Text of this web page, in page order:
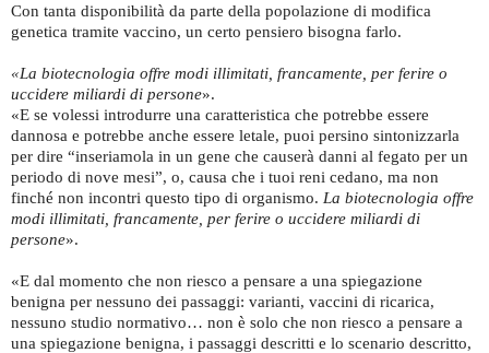
Con tanta disponibilità da parte della popolazione di modifica
genetica tramite vaccino, un certo pensiero bisogna farlo.
«La biotecnologia offre modi illimitati, francamente, per ferire o
uccidere miliardi di persone».
«E se volessi introdurre una caratteristica che potrebbe essere
dannosa e potrebbe anche essere letale, puoi persino sintonizzarla
per dire “inseriamola in un gene che causerà danni al fegato per un
periodo di nove mesi”, o, causa che i tuoi reni cedano, ma non
finché non incontri questo tipo di organismo. La biotecnologia offre
modi illimitati, francamente, per ferire o uccidere miliardi di
persone».
«E dal momento che non riesco a pensare a una spiegazione
benigna per nessuno dei passaggi: varianti, vaccini di ricarica,
nessuno studio normativo… non è solo che non riesco a pensare a
una spiegazione benigna, i passaggi descritti e lo scenario descritto,